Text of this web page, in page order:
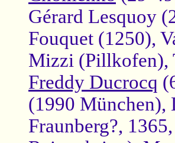
Gérard Lesquoy
Fouquet (1250),
Mizzi (Pillkofen),
Freddy Ducrocq
(1990 München),
Fraunberg?,